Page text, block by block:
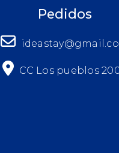
Pedidos
CC Los pueblos